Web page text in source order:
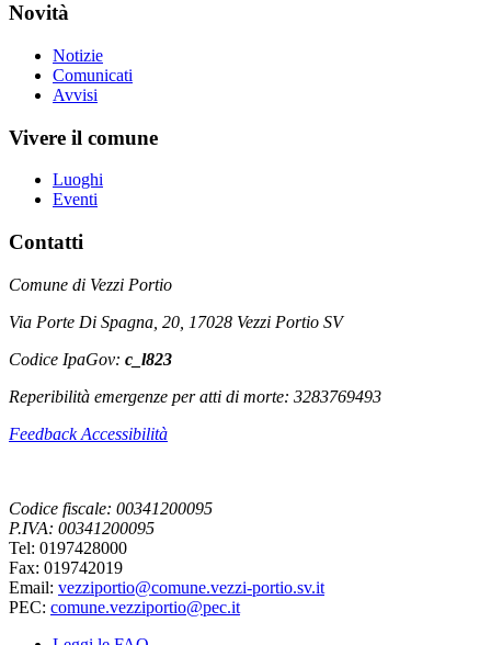
Novità
Notizie
Comunicati
Avvisi
Vivere il comune
Luoghi
Eventi
Contatti
Comune di Vezzi Portio
Via Porte Di Spagna, 20, 17028 Vezzi Portio SV
Codice IpaGov: c_l823
Reperibilità emergenze per atti di morte: 3283769493
Feedback Accessibilità
Codice fiscale: 00341200095
P.IVA: 00341200095
Tel: 0197428000
Fax: 019742019
Email: vezziportio@comune.vezzi-portio.sv.it
PEC: comune.vezziportio@pec.it